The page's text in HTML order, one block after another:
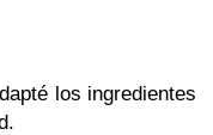
los ingredientes